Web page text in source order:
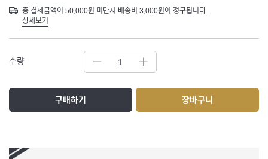
총 결제금액이 50,000원 미만시 배송비 3,000원이 청구됩니다.
상세보기
수량
구매하기 장바구니